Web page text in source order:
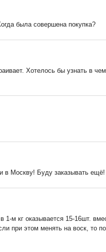
была совершена покупка?
Хотелось бы узнать в
в Москву! Буду заказывать ещё!
м кг оказывается 15-16шт.
при этом менять на воск, то